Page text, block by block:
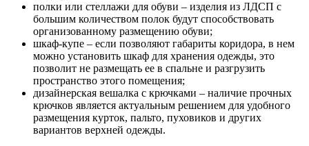
полки или стеллажи для обуви – изделия из ЛДСП с
большим количеством полок будут способствовать
организованному размещению обуви;
шкаф-купе – если позволяют габариты коридора, в нем
можно установить шкаф для хранения одежды, это
позволит не размещать ее в спальне и разгрузить
пространство этого помещения;
дизайнерская вешалка с крючками – наличие прочных
крючков является актуальным решением для удобного
размещения курток, пальто, пуховиков и других
вариантов верхней одежды.